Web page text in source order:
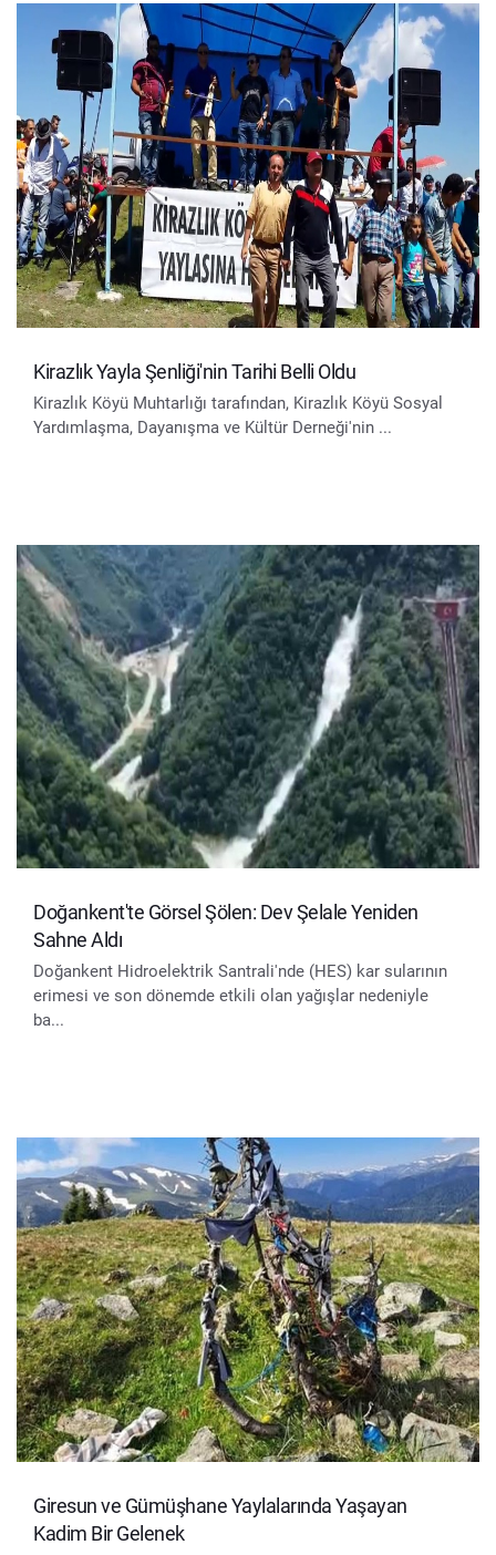
Kirazlık Yayla Şenliği'nin Tarihi Belli Oldu
Kirazlık Köyü Muhtarlığı tarafından, Kirazlık Köyü Sosyal
Yardımlaşma, Dayanışma ve Kültür Derneği'nin ...
Doğankent'te Görsel Şölen: Dev Şelale Yeniden
Sahne Aldı
Doğankent Hidroelektrik Santrali'nde (HES) kar sularının
erimesi ve son dönemde etkili olan yağışlar nedeniyle
ba...
Giresun ve Gümüşhane Yaylalarında Yaşayan
Kadim Bir Gelenek